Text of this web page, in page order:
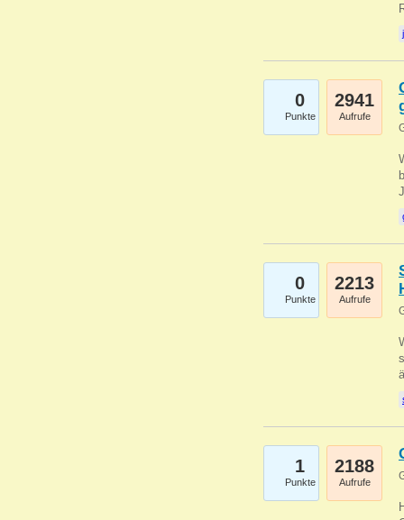
0
Punkte
2941
Aufrufe
0
Punkte
2213
Aufrufe
1
Punkte
2188
Aufrufe